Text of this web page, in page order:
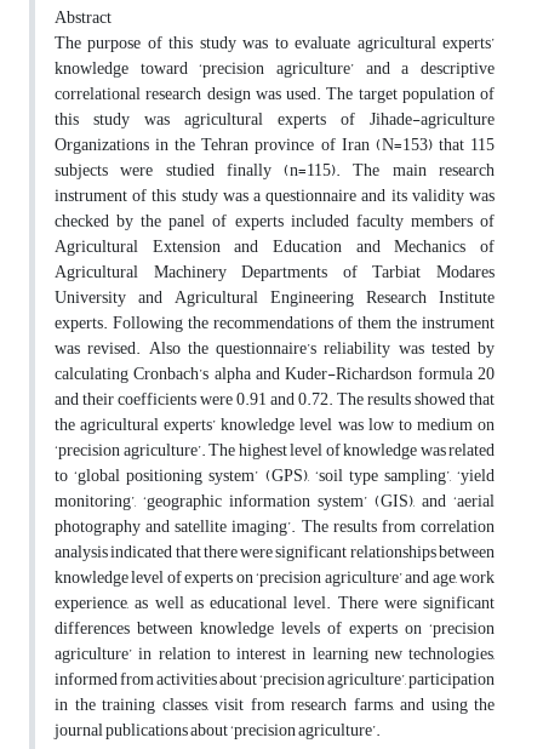
Abstract
The purpose of this study was to evaluate agricultural experts’
knowledge toward ‘precision agriculture’ and a descriptive
correlational research design was used. The target population of
this study was agricultural experts of Jihade-agriculture
Organizations in the Tehran province of Iran (N=153) that 115
subjects were studied finally (n=115). The main research
instrument of this study was a questionnaire and its validity was
checked by the panel of experts included faculty members of
Agricultural Extension and Education and Mechanics of
Agricultural Machinery Departments of Tarbiat Modares
University and Agricultural Engineering Research Institute
experts. Following the recommendations of them the instrument
was revised. Also the questionnaire’s reliability was tested by
calculating Cronbach’s alpha and Kuder-Richardson formula 20
and their coefficients were 0.91 and 0.72. The results showed that
the agricultural experts’ knowledge level was low to medium on
‘precision agriculture’. The highest level of knowledge was related
to ‘global positioning system’ (GPS), ‘soil type sampling’, ‘yield
monitoring’, ‘geographic information system’ (GIS), and ‘aerial
photography and satellite imaging’. The results from correlation
analysis indicated that there were significant relationships between
knowledge level of experts on ‘precision agriculture’ and age, work
experience, as well as educational level. There were significant
differences between knowledge levels of experts on ‘precision
agriculture’ in relation to interest in learning new technologies,
informed from activities about ‘precision agriculture’, participation
in the training classes, visit from research farms, and using the
journal publications about ‘precision agriculture’.